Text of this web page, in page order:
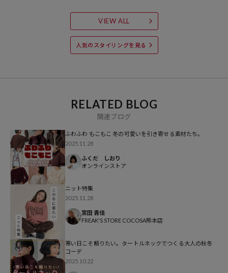
※着用、お取り扱いの際は、商品についている品質表示とアテンショ
参考価格
円（2025年10月8日時点）
※「参考価格」とは、Daytona Parkにおける対象商品の通常販売（先
行予約・先行割引は含まれません）開始時点の価格です。
ブランド説明
【FREAK'S STORE/フリークスストア】
「アメリカの豊かさとワクワク・ドキドキを日本に伝えたい」という
VIEW ALL
人気のスタイリングを見る
RELATED BLOG
関連ブログ
ふわふわ もこもこ 冬の可愛いを引き寄せる素材たち。
2025.11.28
ふくだ しおり
オンラインストア
ニット特集
2025.11.28
宮田 青佳
FREAK'S STORE COCOSA熊本店
寒い日こそ頼りたい。タートルネックでつくる大人の秋冬
コーデ
2025.10.22